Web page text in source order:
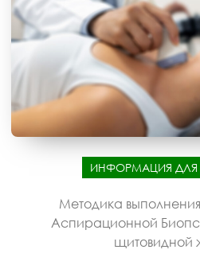
ИНФОРМАЦИЯ ДЛЯ
Методика
Аспирационной
щитовидной